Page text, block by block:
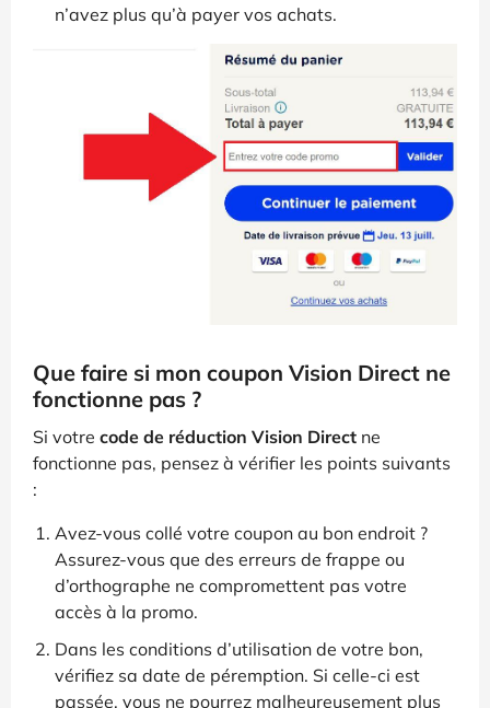
n’avez plus qu’à payer vos achats.
Que faire si mon coupon Vision Direct ne
fonctionne pas ?
Si votre code de réduction Vision Direct ne
fonctionne pas, pensez à vérifier les points suivants
:
Avez-vous collé votre coupon au bon endroit ?
Assurez-vous que des erreurs de frappe ou
d’orthographe ne compromettent pas votre
accès à la promo.
Dans les conditions d’utilisation de votre bon,
vérifiez sa date de péremption. Si celle-ci est
passée, vous ne pourrez malheureusement plus